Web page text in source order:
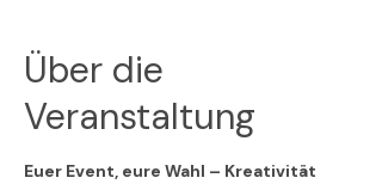
Über die
Veranstaltung
Euer Event, eure Wahl – Kreativität